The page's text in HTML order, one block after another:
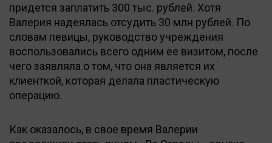
придется заплатить 300 тыс. рублей. Хотя
Валерия надеялась отсудить 30 млн рублей. По
словам певицы, руководство учреждения
воспользовались всего одним ее визитом, после
чего заявляла о том, что она является их
клиенткой, которая делала пластическую
операцию.
Как оказалось, в свое время Валерии